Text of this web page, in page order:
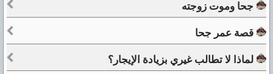
جحا وموت زوجته
قصة عمر جحا
لماذا لا تطالب غيري بزيادة الإيجار؟